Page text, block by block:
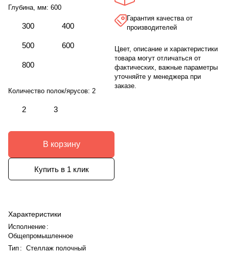
Глубина, мм: 600
300 400
500 600
800
Количество полок/ярусов: 2
2 3
В корзину
Купить в 1 клик
Характеристики
Исполнение :
Общепромышленное
Тип : Стеллаж полочный
Гарантия качества от
производителей
Цвет, описание и характеристики
товара могут отличаться от
фактических, важные параметры
уточняйте у менеджера при
заказе.